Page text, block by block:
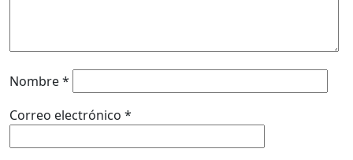
Nombre*
Correo electrónico *